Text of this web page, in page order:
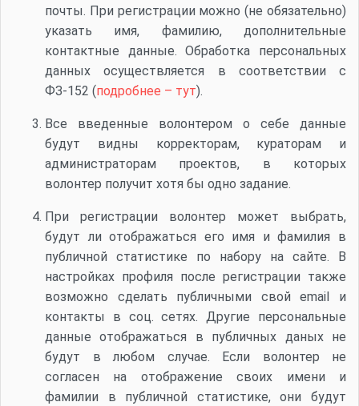
почты. При регистрации можно (не обязательно)
указать имя, фамилию, дополнительные
контактные данные. Обработка персональных
данных осуществляется в соответствии с
ФЗ-152 (подробнее – тут).
Все введенные волонтером о себе данные
будут видны корректорам, кураторам и
администраторам проектов, в которых
волонтер получит хотя бы одно задание.
При регистрации волонтер может выбрать,
будут ли отображаться его имя и фамилия в
публичной статистике по набору на сайте. В
настройках профиля после регистрации также
возможно сделать публичными свой email и
контакты в соц. сетях. Другие персональные
данные отображаться в публичных даных не
будут в любом случае. Если волонтер не
согласен на отображение своих имени и
фамилии в публичной статистике, они будут